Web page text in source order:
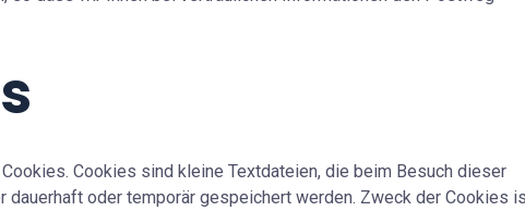
Cookies sind kleine Textdateien, die beim Besuch dieser
dauerhaft oder temporär gespeichert werden. Zweck der Cookies